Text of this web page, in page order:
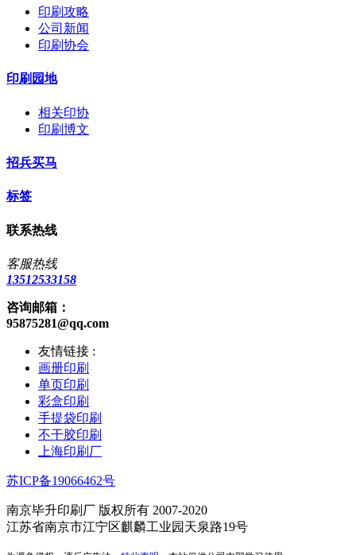
印刷攻略
公司新闻
印刷协会
印刷园地
相关印协
印刷博文
招兵买马
标签
联系热线
客服热线
13512533158
咨询邮箱：
95875281@qq.com
友情链接 :
画册印刷
单页印刷
彩盒印刷
手提袋印刷
不干胶印刷
上海印刷厂
苏ICP备19066462号
南京毕升印刷厂 版权所有 2007-2020
江苏省南京市江宁区麒麟工业园天泉路19号